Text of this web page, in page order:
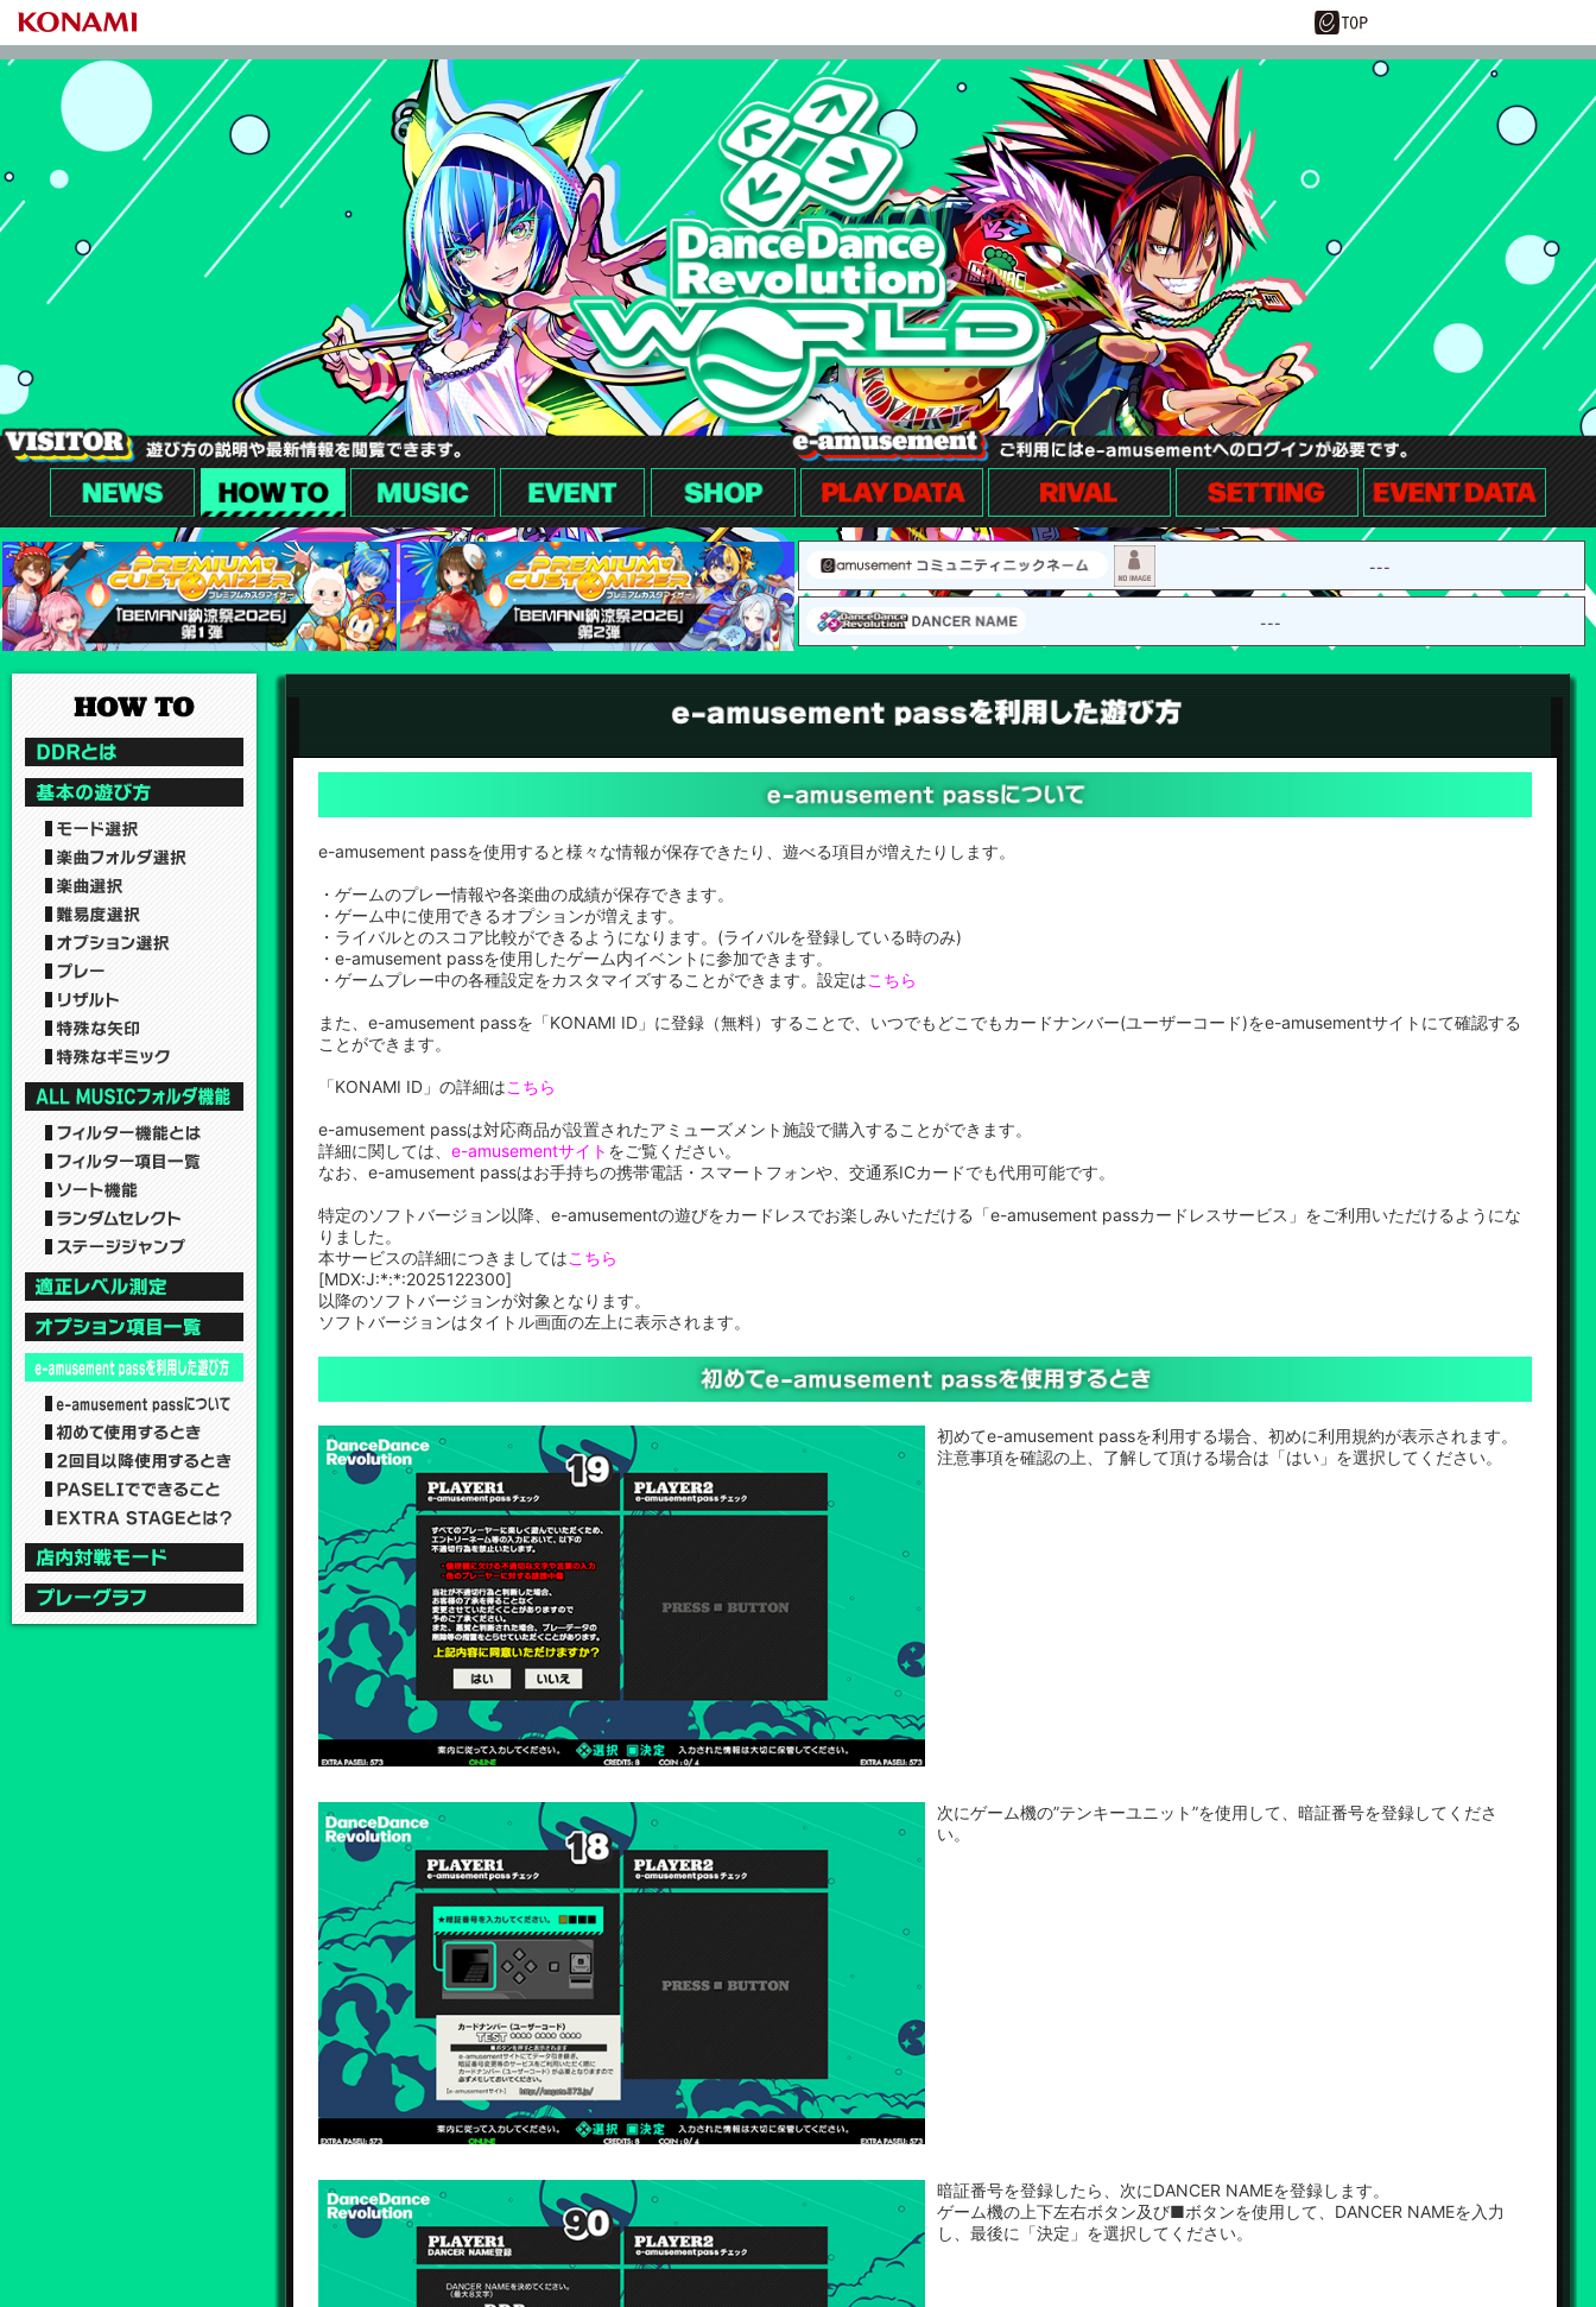
---
---
e-amusement passを使用すると様々な情報が保存できたり、遊べる項目が増えたりします。
・ゲームのプレー情報や各楽曲の成績が保存できます。
・ゲーム中に使用できるオプションが増えます。
・ライバルとのスコア比較ができるようになります。(ライバルを登録している時のみ)
・e-amusement passを使用したゲーム内イベントに参加できます。
・ゲームプレー中の各種設定をカスタマイズすることができます。設定はこちら
また、e-amusement passを「KONAMI ID」に登録（無料）することで、いつでもどこでもカードナンバー(ユーザーコード)をe-amusementサイトにて確認する
ことができます。
「KONAMI ID」の詳細はこちら
e-amusement passは対応商品が設置されたアミューズメント施設で購入することができます。
詳細に関しては、e-amusementサイト をご覧ください。
なお、e-amusement passはお手持ちの携帯電話・スマートフォンや、交通系ICカードでも代用可能です。
特定のソフトバージョン以降、e-amusementの遊びをカードレスでお楽しみいただける「e-amusement passカードレスサービス」をご利用いただけるようにな
りました。
本サービスの詳細につきましてはこちら
[MDX:J:*:*:2025122300]
以降のソフトバージョンが対象となります。
ソフトバージョンはタイトル画面の左上に表示されます。
初めてe-amusement passを利用する場合、初めに利用規約が表示されます。
注意事項を確認の上、了解して頂ける場合は「はい」を選択してください。
次にゲーム機の”テンキーユニット”を使用して、暗証番号を登録してくださ
い。
暗証番号を登録したら、次にDANCER NAMEを登録します。
ゲーム機の上下左右ボタン及び■ボタンを使用して、DANCER NAMEを入力
し、最後に「決定」を選択してください。